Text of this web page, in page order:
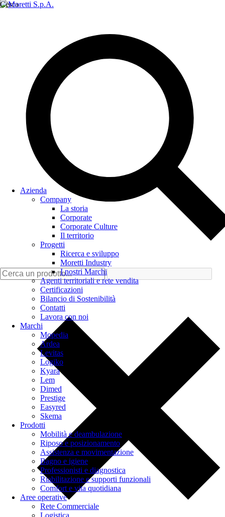
Cerca
Azienda
Company
La storia
Corporate
Corporate Culture
Il territorio
Progetti
Ricerca e sviluppo
Moretti Industry
I nostri Marchi
Agenti territoriali e rete vendita
Certificazioni
Bilancio di Sostenibilità
Contatti
Lavora con noi
Marchi
Mopedia
Ardea
Levitas
Logiko
Kyara
Lem
Dimed
Prestige
Easyred
Skema
Prodotti
Mobilità e deambulazione
Riposo e posizionamento
Assistenza e movimentazione
Bagno e igiene
Professionisti e diagnostica
Riabilitazione e supporti funzionali
Comfort e vita quotidiana
Aree operative
Rete Commerciale
Logistica